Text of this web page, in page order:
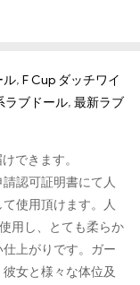
ル, F Cup ダッチワイ
ラブドール, 最新ラブ
できます。
認可証明書にて人
使用頂けます。人
用し、とても柔らか
上がりです。ガー
女と様々な体位及